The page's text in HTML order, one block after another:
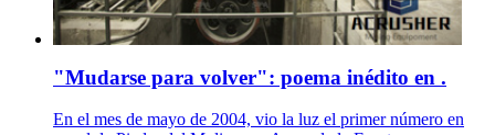
"Mudarse para volver": poema inédito en .
En el mes de mayo de 2004, vio la luz el primer número en